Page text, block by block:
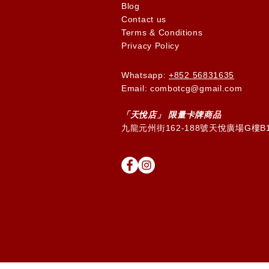
Blog
Contact us
Terms & Conditions
Privacy Policy
Whatsapp: +852 56831635
Email: combotcg@gmail.com
「天悅店」 限量卡牌商品
九龍元州街162-188號天悅廣場G樓